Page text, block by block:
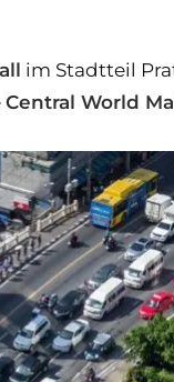
im Stadtteil
Central World